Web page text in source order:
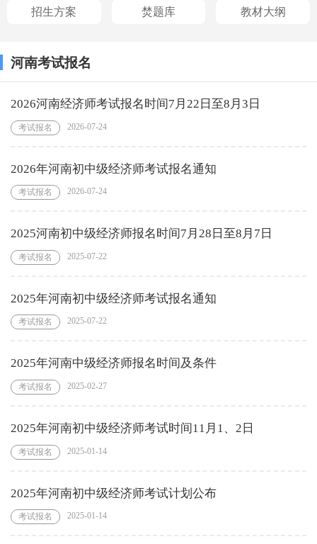
招生方案 焚题库 教材大纲
河南考试报名
2026河南经济师考试报名时间7月22日至8月3日
考试报名 2026-07-24
2026年河南初中级经济师考试报名通知
考试报名 2026-07-24
2025河南初中级经济师报名时间7月28日至8月7日
考试报名 2025-07-22
2025年河南初中级经济师考试报名通知
考试报名 2025-07-22
2025年河南中级经济师报名时间及条件
考试报名 2025-02-27
2025年河南初中级经济师考试时间11月1、2日
考试报名 2025-01-14
2025年河南初中级经济师考试计划公布
考试报名 2025-01-14